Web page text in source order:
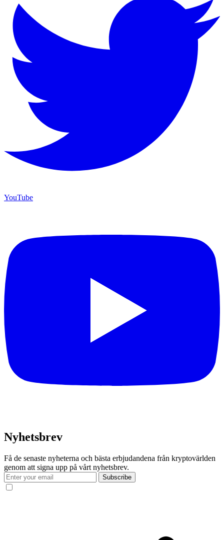
YouTube
Nyhetsbrev
Få de senaste nyheterna och bästa erbjudandena från kryptovärlden
genom att signa upp på vårt nyhetsbrev.
Subscribe